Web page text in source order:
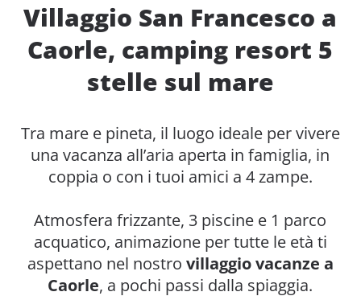
Villaggio San Francesco a
Caorle, camping resort 5
stelle sul mare
Tra mare e pineta, il luogo ideale per vivere
una vacanza all’aria aperta in famiglia, in
coppia o con i tuoi amici a 4 zampe.
Atmosfera frizzante, 3 piscine e 1 parco
acquatico, animazione per tutte le età ti
aspettano nel nostro villaggio vacanze a
Caorle, a pochi passi dalla spiaggia.